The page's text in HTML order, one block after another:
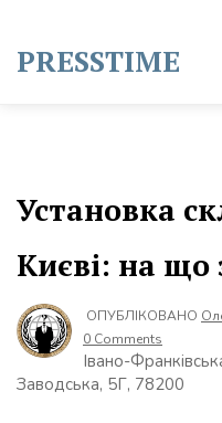
content
PRESSTIME
Установка
Києві: на що
ОПУБЛІКОВАНО
0 Comments
Івано-
Заводська, 5Г, 78200